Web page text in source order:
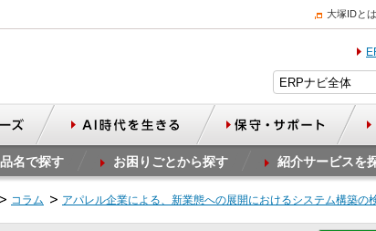
大塚IDとは
名で探す お困りごとから探す 紹介サービスを
コラム アパレル企業による、新業態への展開におけるシステム構築の